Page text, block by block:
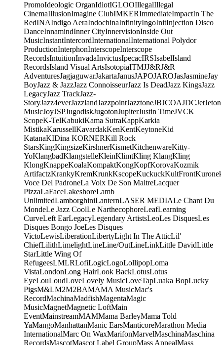
PromoIdeologic OrganIdiotIGLOOIllegalIllegal
CinemaIllusionImagine ClubIMKERImmediateImpactIn The
RedINAIndigo AeraIndochinaInfinityIngoInitInjection Disco
DanceInnamindInner CityInnervisionInside Out
MusicInstantIntercordInternationalInternational Polydor
ProductionInterphonInterscopeInterscope
RecordsIntuitionInvadaInvictusIpecacIRSIsabelIsland
RecordsIsland Visual ArtsIsotopiaITMJJ&RJ&R
AdventuresJagjaguwarJakartaJanusJAPOJAROJasJasmineJay
BoyJazz & JazzJazz ConnoisseurJazz Is DeadJazz KingsJazz
LegacyJazz TrackJazz-
StoryJazz4everJazzlandJazzpointJazztoneJBJCOAJDCJetJeton
MusicJoyJSPJugodiskJugotonJupiterJustin TimeJVCK
ScopeK-TelKabukiKama SutraKappKarkia
MistikaKarussellKavardakKenKentKeytoneKid
KatanaKIDina KORNERKill Rock
StarsKingKingsizeKirshnerKismetKitchenwareKitty-
YoKlangbadKlangstelleKleinKlimtKling KlangKling
KlongKnappeKoalaKompaktKongKopfKorovaKozmik
ArtifactzKrankyKremKrunkKscopeKuckuckKultFront
Voce Del PadroneLa Voix De Son MaitreLacquer
PizzaLaFaceLakeshoreLamb
UnlimitedLamborghiniLanternLASER MEDIALe Chant Du
MondeLe Jazz CoolLe NarthecophoreLeafLearning
CurveLeft EarLegacyLegendary ArtistsLeoLes DisquesLes
Disques Bongo JoeLes Disques
VictoLewisLiberationLibertyLight In The AtticLil'
ChiefLilithLimelightLineLine/OutLineLinkLittle DavidLittle
StarLittle Wing Of
RefugeesLMLRLofiLogicLogoLollipopLoma
VistaLondonLong HairLook BackLotusLotus
EyeLouLoudLoveLovely MusicLoveTapLuaka BopLucky
PigsM&LM2M2BAMAMA MusicMac's
RecordMachinaMadfishMagentaMagic
MusicMagnetMagnetic LoftMain
EventMainstreamMAMMama BarleyMama Told
YaMangoManhattanManic EarsManticoreMarathon Media
InternationalMarc On WaxMarifonMarvelMaschinaMaschina
RecordsMascotMascot Label GroupMass AppealMass